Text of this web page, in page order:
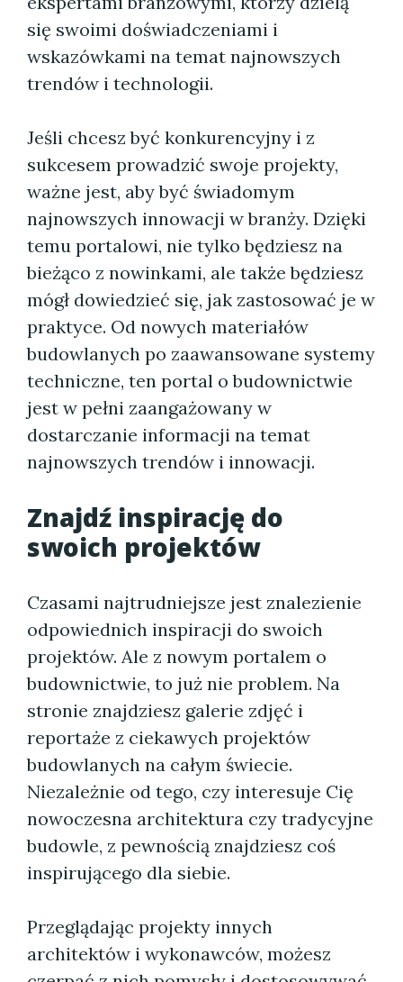
się swoimi doświadczeniami i
wskazówkami na temat najnowszych
trendów i technologii.
Jeśli chcesz być konkurencyjny i z
sukcesem prowadzić swoje projekty,
ważne jest, aby być świadomym
najnowszych innowacji w branży. Dzięki
temu portalowi, nie tylko będziesz na
bieżąco z nowinkami, ale także będziesz
mógł dowiedzieć się, jak zastosować je w
praktyce. Od nowych materiałów
budowlanych po zaawansowane systemy
techniczne, ten portal o budownictwie
jest w pełni zaangażowany w
dostarczanie informacji na temat
najnowszych trendów i innowacji.
Znajdź inspirację do
swoich projektów
Czasami najtrudniejsze jest znalezienie
odpowiednich inspiracji do swoich
projektów. Ale z nowym portalem o
budownictwie, to już nie problem. Na
stronie znajdziesz galerie zdjęć i
reportaże z ciekawych projektów
budowlanych na całym świecie.
Niezależnie od tego, czy interesuje Cię
nowoczesna architektura czy tradycyjne
budowle, z pewnością znajdziesz coś
inspirującego dla siebie.
Przeglądając projekty innych
architektów i wykonawców, możesz